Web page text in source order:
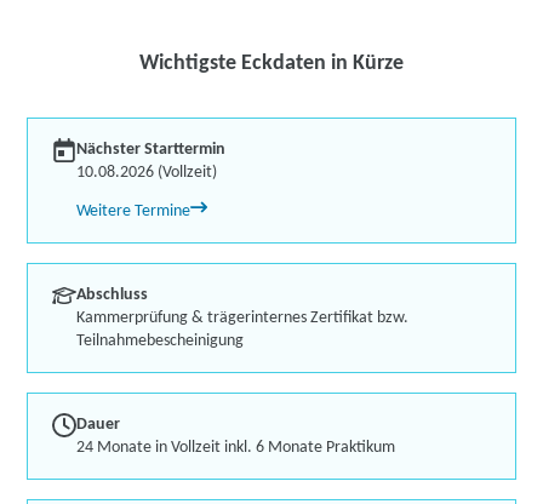
Wichtigste Eckdaten in Kürze
Nächster Starttermin
10.08.2026 (Vollzeit)
Weitere Termine
Abschluss
Kammerprüfung & trägerinternes Zertifikat bzw.
Teilnahmebescheinigung
Dauer
24 Monate in Vollzeit inkl. 6 Monate Praktikum